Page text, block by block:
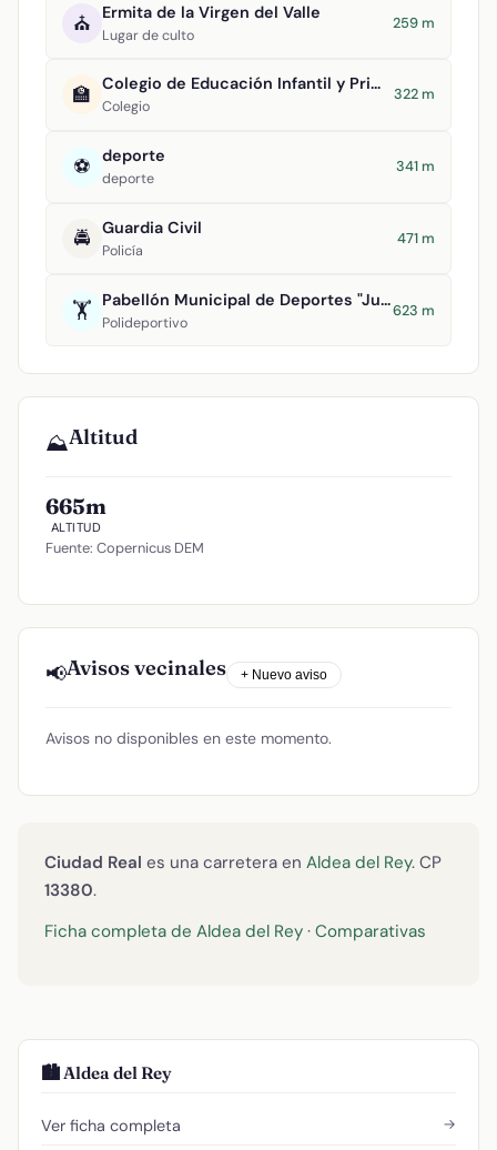
⛪ Ermita de la Virgen del Valle
Lugar de culto
259 m
🏫 Colegio de Educación Infantil y Primaria Maestro Navas
Colegio
322 m
⚽ deporte
deporte
341 m
🚔 Guardia Civil
Policía
471 m
🏋️ Pabellón Municipal de Deportes "Juan Carlos I"
Polideportivo
623 m
⛰️Altitud
665m
ALTITUD
Fuente: Copernicus DEM
📢Avisos vecinales + Nuevo aviso
Avisos no disponibles en este momento.
Ciudad Real es una carretera en Aldea del Rey. CP
13380.
Ficha completa de Aldea del Rey · Comparativas
🏙️ Aldea del Rey
Ver ficha completa →